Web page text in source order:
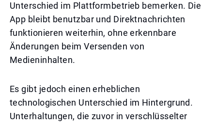
Unterschied im Plattformbetrieb bemerken. Die
App bleibt benutzbar und Direktnachrichten
funktionieren weiterhin, ohne erkennbare
Änderungen beim Versenden von
Medieninhalten.
Es gibt jedoch einen erheblichen
technologischen Unterschied im Hintergrund.
Unterhaltungen, die zuvor in verschlüsselter